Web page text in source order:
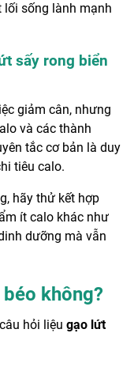
lối sống lành mạnh
sấy rong biển
giảm cân, nhưng
và các thành
tắc cơ bản là duy
tiêu calo.
hãy thử kết hợp
ít calo khác như
dưỡng mà vẫn
không?
hỏi liệu gạo lứt